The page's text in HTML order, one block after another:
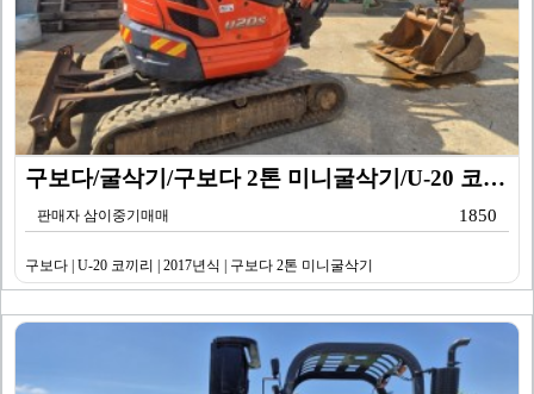
구보다/굴삭기/구보다 2톤 미니굴삭기/U-20 코끼리/…
판매자 삼이중기매매 1850
구보다 | U-20 코끼리 | 2017년식 | 구보다 2톤 미니굴삭기